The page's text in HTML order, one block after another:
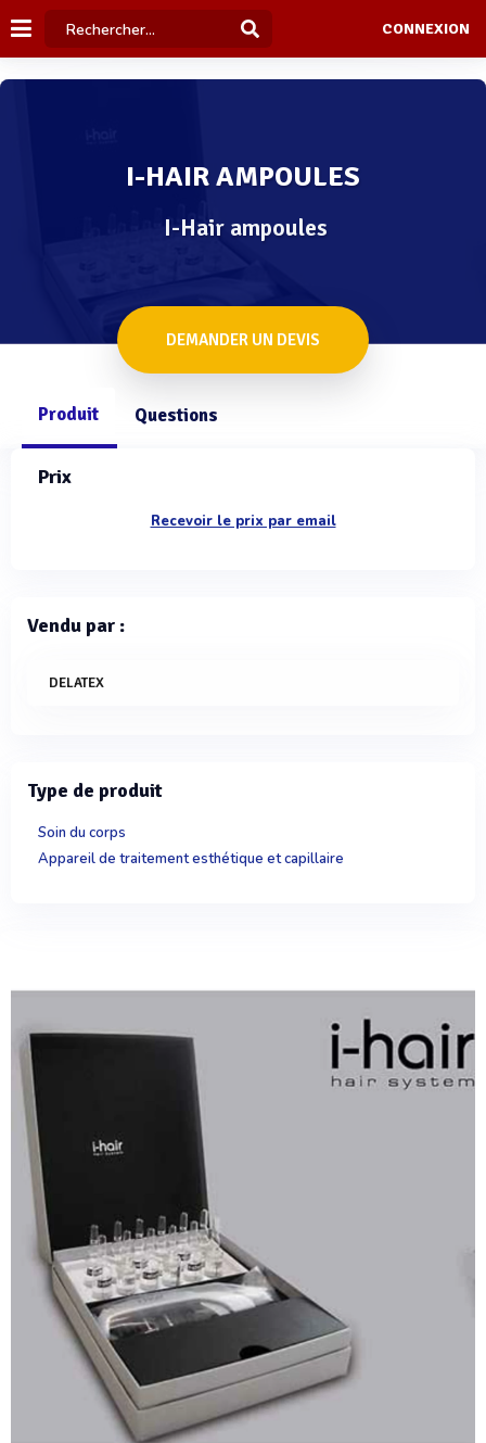
CONNEXION
I-HAIR AMPOULES
I-Hair ampoules
DEMANDER UN DEVIS
Produit Questions
Prix
Recevoir le prix par email
Vendu par :
DELATEX
Type de produit
Soin du corps
Appareil de traitement esthétique et capillaire